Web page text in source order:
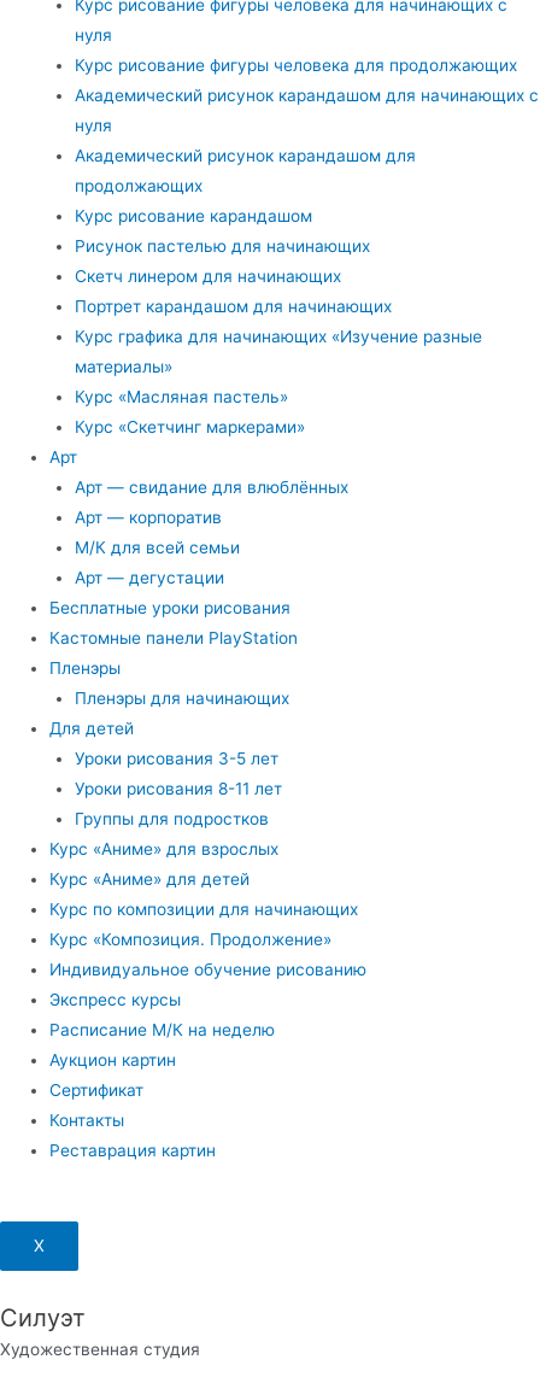
Курс рисование фигуры человека для начинающих с
нуля
Курс рисование фигуры человека для продолжающих
Академический рисунок карандашом для начинающих с
нуля
Академический рисунок карандашом для
продолжающих
Курс рисование карандашом
Рисунок пастелью для начинающих
Скетч линером для начинающих
Портрет карандашом для начинающих
Курс графика для начинающих «Изучение разные
материалы»
Курс «Масляная пастель»
Курс «Скетчинг маркерами»
Арт
Арт — свидание для влюблённых
Арт — корпоратив
М/К для всей семьи
Арт — дегустации
Бесплатные уроки рисования
Кастомные панели PlayStation
Пленэры
Пленэры для начинающих
Для детей
Уроки рисования 3-5 лет
Уроки рисования 8-11 лет
Группы для подростков
Курс «Аниме» для взрослых
Курс «Аниме» для детей
Курс по композиции для начинающих
Курс «Композиция. Продолжение»
Индивидуальное обучение рисованию
Экспресс курсы
Расписание М/К на неделю
Аукцион картин
Сертификат
Контакты
Реставрация картин
X
Силуэт
Художественная студия